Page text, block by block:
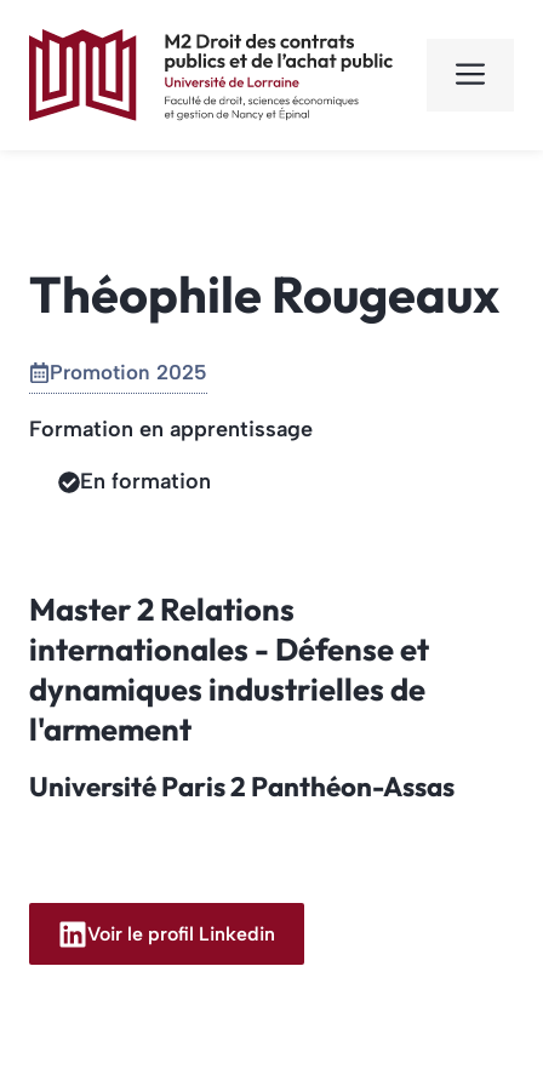
Théophile Rougeaux
Promotion 2025
Formation en apprentissage
En formation
Master 2 Relations
internationales - Défense et
dynamiques industrielles de
l'armement
Université Paris 2 Panthéon-Assas
Voir le profil Linkedin